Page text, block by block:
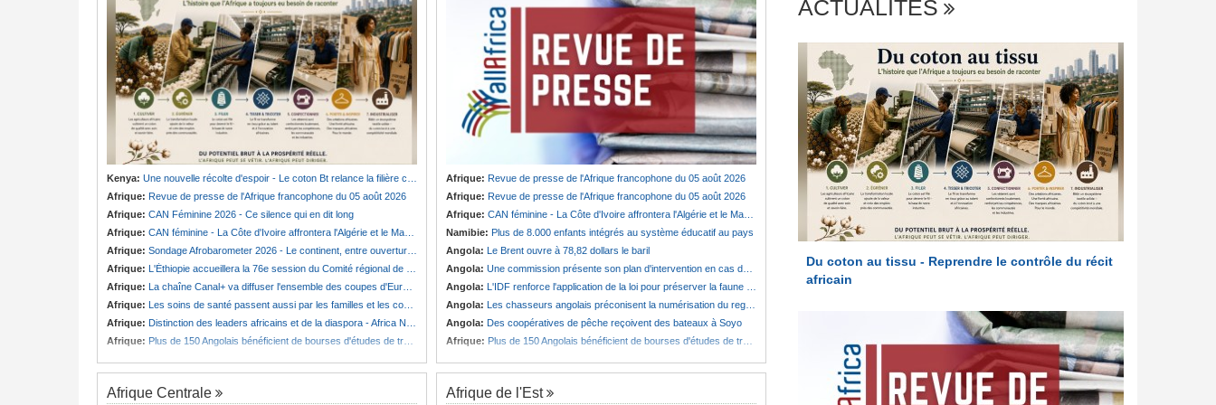
Kenya: Une nouvelle récolte d'espoir - Le coton Bt relance la filière cotonnière à Lamu
Afrique: Revue de presse de l'Afrique francophone du 05 août 2026
Afrique: CAN Féminine 2026 - Ce silence qui en dit long
Afrique: CAN féminine - La Côte d'Ivoire affrontera l'Algérie et le Maroc fera face à l'Afrique du Sud en quarts
Afrique: Sondage Afrobarometer 2026 - Le continent, entre ouverture commerciale et défiance migratoire
Afrique: L'Éthiopie accueillera la 76e session du Comité régional de l'OMS pour le continent
Afrique: La chaîne Canal+ va diffuser l'ensemble des coupes d'Europe de football sur le continent
Afrique: Les soins de santé passent aussi par les familles et les communautés
Afrique: Distinction des leaders africains et de la diaspora - Africa Next Awards veut célébrer l'excellence africaine à Paris
Afrique: Plus de 150 Angolais bénéficient de bourses d'études de troisième cycle au Royaume-Uni
Afrique: Revue de presse de l'Afrique francophone du 05 août 2026
Afrique: Revue de presse de l'Afrique francophone du 05 août 2026
Afrique: CAN féminine - La Côte d'Ivoire affrontera l'Algérie et le Maroc fera face à l'Afrique du Sud en quarts
Namibie: Plus de 8.000 enfants intégrés au système éducatif au pays
Angola: Le Brent ouvre à 78,82 dollars le baril
Angola: Une commission présente son plan d'intervention en cas de catastrophe à Huambo
Angola: L'IDF renforce l'application de la loi pour préserver la faune sauvage
Angola: Les chasseurs angolais préconisent la numérisation du registre et des licences
Angola: Des coopératives de pêche reçoivent des bateaux à Soyo
Afrique: Plus de 150 Angolais bénéficient de bourses d'études de troisième cycle au Royaume-Uni
Afrique Centrale Afrique de l'Est
ACTUALITÉS
Du coton au tissu - Reprendre le contrôle du récit
africain